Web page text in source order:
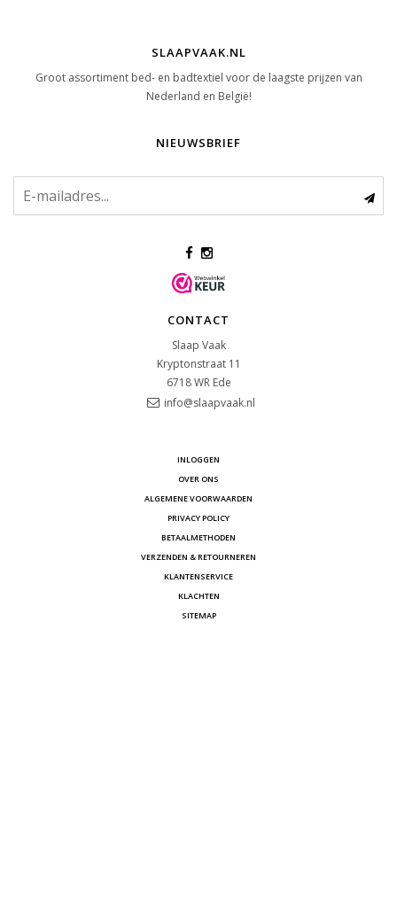
SLAAPVAAK.NL
Groot assortiment bed- en badtextiel voor de laagste prijzen van
Nederland en België!
NIEUWSBRIEF
CONTACT
Slaap Vaak
Kryptonstraat 11
6718 WR Ede
info@slaapvaak.nl
INLOGGEN
OVER ONS
ALGEMENE VOORWAARDEN
PRIVACY POLICY
BETAALMETHODEN
VERZENDEN & RETOURNEREN
KLANTENSERVICE
KLACHTEN
SITEMAP